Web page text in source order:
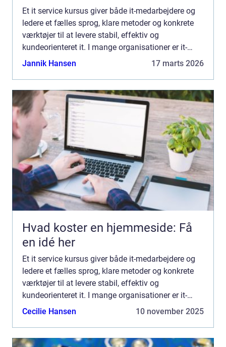
Et it service kursus giver både it-medarbejdere og
ledere et fælles sprog, klare metoder og konkrete
værktøjer til at levere stabil, effektiv og
kundeorienteret it. I mange organisationer er it-
hverdagen præget af afbrydelser, brandslukning og
Jannik Hansen 17 marts 2026
Hvad koster en hjemmeside: Få
en idé her
Et it service kursus giver både it-medarbejdere og
ledere et fælles sprog, klare metoder og konkrete
værktøjer til at levere stabil, effektiv og
kundeorienteret it. I mange organisationer er it-
hverdagen præget af afbrydelser, brandslukning og
Cecilie Hansen 10 november 2025